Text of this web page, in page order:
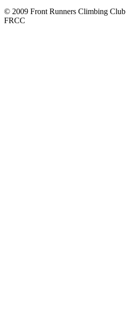
© 2009 Front Runners Climbing Club
FRCC